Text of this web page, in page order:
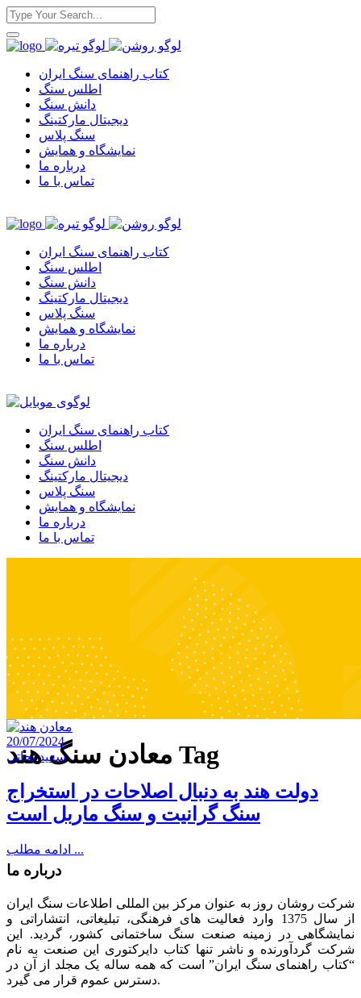
کتاب راهنمای سنگ ایران
اطلس سنگ
دانش سنگ
دیجیتال مارکتینگ
سنگ پلاس
نمایشگاه و همایش
درباره ما
تماس با ما
کتاب راهنمای سنگ ایران
اطلس سنگ
دانش سنگ
دیجیتال مارکتینگ
سنگ پلاس
نمایشگاه و همایش
درباره ما
تماس با ما
کتاب راهنمای سنگ ایران
اطلس سنگ
دانش سنگ
دیجیتال مارکتینگ
سنگ پلاس
نمایشگاه و همایش
درباره ما
تماس با ما
معادن سنگ هند Tag
20/07/2024
سعید نجاتی
دولت هند به ‌دنبال اصلاحات در استخراج
سنگ گرانیت و سنگ ماربل است
ادامه مطلب ...
درباره ما
شرکت روشان روز به عنوان مرکز بین المللی اطلاعات سنگ ایران
از سال 1375 وارد فعالیت های فرهنگی، تبلیغاتی، انتشاراتی و
نمایشگاهی در زمینه صنعت سنگ ساختمانی کشور، گردید. این
شرکت گردآورنده و ناشر تنها کتاب دایرکتوری این صنعت به نام
“کتاب راهنمای سنگ ایران” است که همه ساله یک مجلد از آن در
دسترس عموم قرار می گیرد.